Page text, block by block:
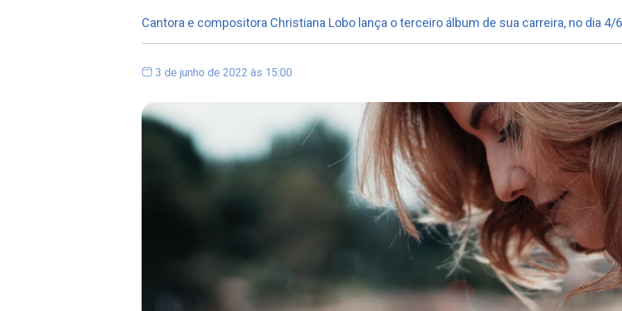
Cantora e compositora Christiana Lobo lança o terceiro álbum de sua carreira, no dia 4/6
3 de junho de 2022 às 15:00